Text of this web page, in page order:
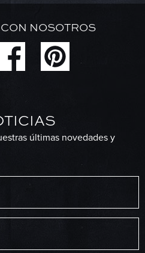
NOSOTROS
últimas novedades y